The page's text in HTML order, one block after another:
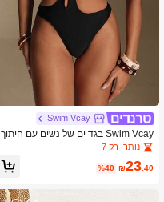
Swim Vcay
Swim Vcay בגד ים של נשים עם חיתוך
חלול, בגד ים שלם לקיץ, חופשה, חגיגה,
נותרו רק 7
₪23.40
%40